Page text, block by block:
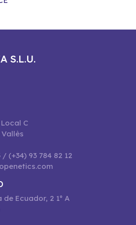
S.L.U.
C
/ (+34) 93 784 82 12
Ecuador, 2 1º A